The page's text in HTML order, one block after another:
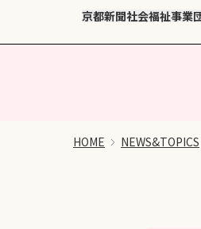
京都新聞社会福祉事業
HOME NEWS&TOPICS